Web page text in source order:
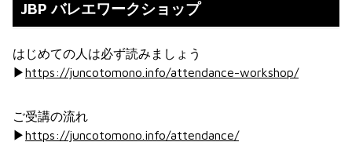
JBP バレエワークショップ
はじめての人は必ず読みましょう
▶︎https://juncotomono.info/attendance-workshop/
ご受講の流れ
▶︎https://juncotomono.info/attendance/